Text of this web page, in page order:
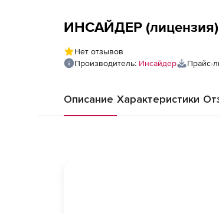
ИНСАЙДЕР
Нет отзывов
Производитель: Инсайдер Прайс-
Описание Характеристики